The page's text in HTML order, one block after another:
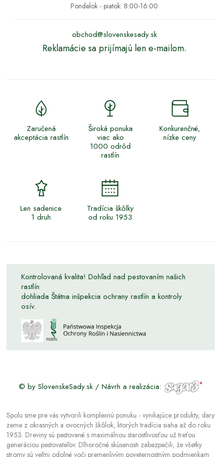
Pondelok - piatok: 8:00-16:00
obchod@slovenskesady.sk
Reklamácie sa prijímajú len e-mailom.
Zaručená
akceptácia rastlín
Široká ponuka
viac ako
1000 odrôd
rastlín
Konkurenčné,
nízke ceny
Len sadenice
1 druh
Tradícia škôlky
od roku 1953
Kontrolovaná kvalita! Dohľad nad pestovaním našich
rastlín
dohliada Štátna inšpekcia ochrany rastlín a kontroly
osív.
© by SlovenskeSady.sk / Návrh a realizácia:
Spolu sme pre vás vytvorili komplexnú ponuku - vynikajúce produkty, dary
zeme z okrasných a ovocných škôlok, ktorých tradícia siaha až do roku
1953. Dreviny sú pestované s maximálnou starostlivosťou už treťou
generáciou pestovateľov. Dlhoročné skúsenosti zabezpečili, že všetky
stromy sú veľmi odolné voči premenlivým poveternostným podmienkam